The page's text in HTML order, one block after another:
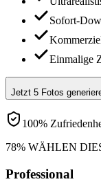
Sofort-
Einmalige
Jetzt 5 Fotos
100%
78% WÄHLEN
Professional